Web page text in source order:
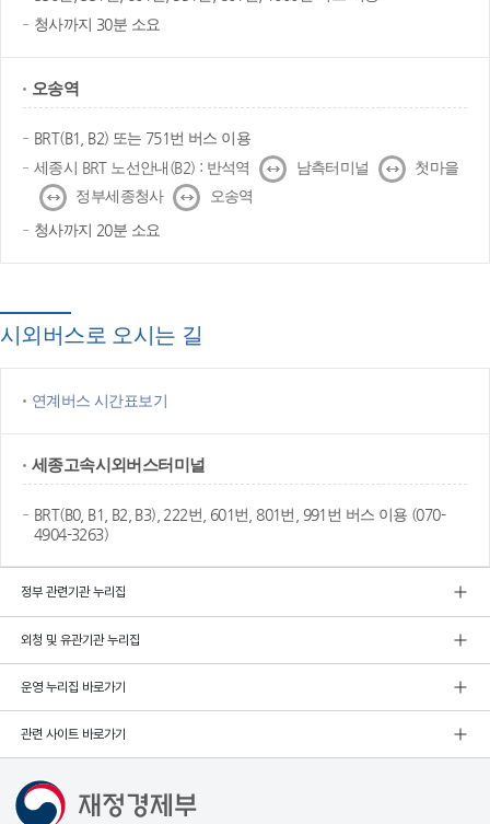
청사까지 30분 소요
오송역
BRT(B1, B2) 또는 751번 버스 이용
세종시 BRT 노선안내(B2) : 반석역
↔ 남측터미널 ↔
첫마을
↔
정부세종청사 ↔
오송역
청사까지 20분 소요
시외버스로 오시는 길
연계버스 시간표보기
세종고속시외버스터미널
BRT(B0, B1, B2, B3), 222번, 601번, 801번, 991번 버스 이용 (070-
4904-3263)
정부 관련기관 누리집
외청 및 유관기관 누리집
운영 누리집 바로가기
관련 사이트 바로가기